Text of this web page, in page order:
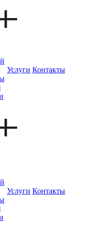
Услуги Контакты
Услуги Контакты